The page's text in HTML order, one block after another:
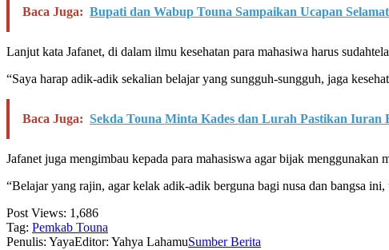
Baca Juga: Bupati dan Wabup Touna Sampaikan Ucapan
Lanjut kata Jafanet, di dalam ilmu kesehatan para mahasiwa harus
“Saya harap adik-adik sekalian belajar yang sungguh-sungguh, jaga
Baca Juga: Sekda Touna Minta Kades dan Lurah Pastikan Iuran
Jafanet juga mengimbau kepada para mahasiswa agar bijak
“Belajar yang rajin, agar kelak adik-adik berguna bagi nusa dan bangsa
Post Views: 1,686
Tag: Pemkab Touna
Penulis: YayaEditor: Yahya LahamuSumber Berita